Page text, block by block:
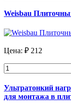
Weisbau
Цена: ₽ 212
Ультратонкий
для монтажа в